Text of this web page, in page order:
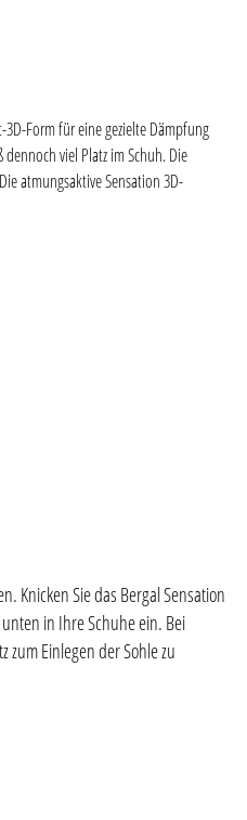
Form für eine gezielte Dämpfung
viel Platz im Schuh. Die
atmungsaktive Sensation 3D-
Knicken Sie das Bergal Sensation
in Ihre Schuhe ein. Bei
Einlegen der Sohle zu